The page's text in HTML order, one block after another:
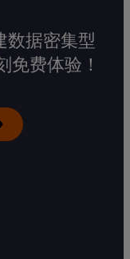
数据密集型
免费体验！